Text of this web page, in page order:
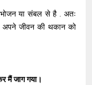
भोजन या संबल से है . अतः
अपने जीवन की थकान को
मैं जाग गया।